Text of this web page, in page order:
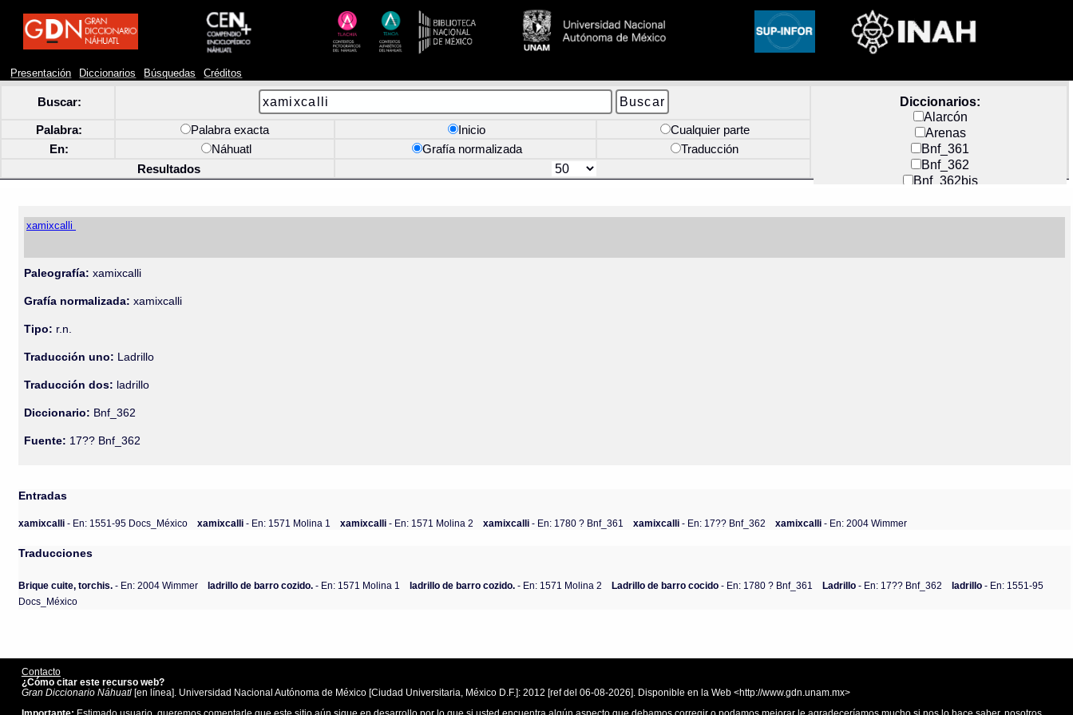
Presentación Diccionarios Búsquedas Créditos
Buscar:
Diccionarios:
Alarcón
Arenas
Bnf_361
Bnf_362
Bnf_362bis
Docs_México
Palabra: Palabra exacta Inicio
Cualquier parte
En:
Náhuatl Grafía normalizada
Traducción
Resultados
xamixcalli
Paleografía: xamixcalli
Grafía normalizada: xamixcalli
Tipo: r.n.
Traducción uno: Ladrillo
Traducción dos: ladrillo
Diccionario: Bnf_362
Fuente: 17?? Bnf_362
Entradas
xamixcalli- En: 1551-95 Docs_México xamixcalli- En: 1571 Molina 1 xamixcalli- En: 1571 Molina 2 xamixcalli- En: 1780 ? Bnf_361 xamixcalli- En: 17?? Bnf_362 xamixcalli- En: 2004 Wimmer
Traducciones
Brique cuite, torchis. - En: 2004 Wimmer ladrillo de barro cozido. - En: 1571 Molina 1 ladrillo de barro cozido. - En: 1571 Molina 2 Ladrillo de barro cocido - En: 1780 ? Bnf_361 Ladrillo - En: 17?? Bnf_362 ladrillo - En: 1551-95
Docs_México
Contacto
¿Cómo citar este recurso web?
Gran Diccionario Náhuatl[en línea]. Universidad Nacional Autónoma de México [Ciudad Universitaria, México D.F.]: 2012 [ref del 06-08-2026]. Disponible en la Web <http://www.gdn.unam.mx>